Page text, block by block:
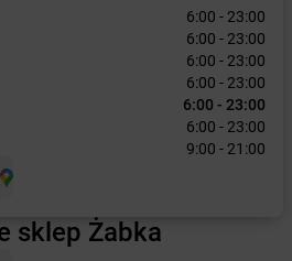
6:00 - 23:00
6:00 - 23:00
6:00 - 23:00
6:00 - 23:00
6:00 - 23:00
6:00 - 23:00
9:00 - 21:00
sklep Żabka